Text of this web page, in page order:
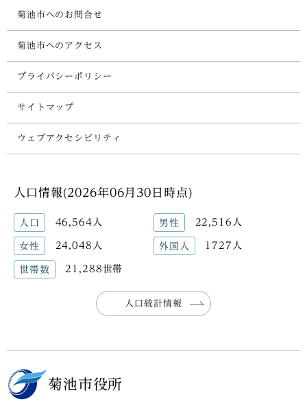
菊池市へのお問合せ
菊池市へのアクセス
プライバシーポリシー
サイトマップ
ウェブアクセシビリティ
人口情報(2026年06月30日時点)
人口 46,564人 男性 22,516人
女性 24,048人 外国人 1727人
世帯数 21,288世帯
人口統計情報
菊池市役所